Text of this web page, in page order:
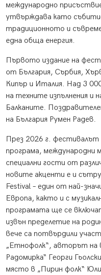
международно
утвърждава като
традиционното и
една обща енергия.
Първото издание на
от България, Сърбия,
Кипър и Италия. Над 3
на техните изпълнения и
Балканите.
на България Румен Радев.
През 2026 г.
програма, международни
специални гости от
новите акценти е и
Festival – един от най-
Европа, както и с
програмата ще се
извън пределетие на
вече са потвърдили
„Етнофолк“, авторът на
Радомирка“ Георги
място в „Пирин фолк“